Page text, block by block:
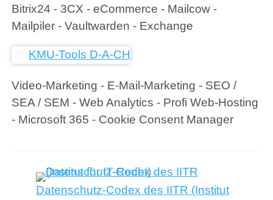
Bitrix24 - 3CX - eCommerce - Mailcow -
Mailpiler - Vaultwarden - Exchange
KMU-Tools D-A-CH
Video-Marketing - E-Mail-Marketing - SEO /
SEA / SEM - Web Analytics - Profi Web-Hosting
- Microsoft 365 - Cookie Consent Manager
Datenschutz-Codex des IITR (Institut